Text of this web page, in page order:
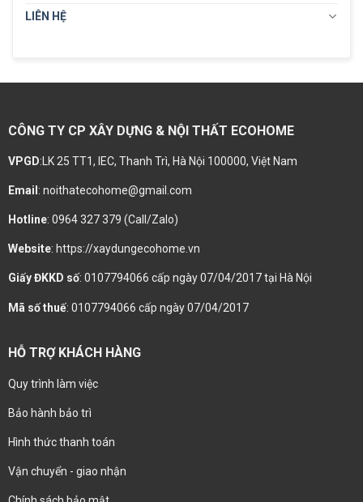
LIÊN HỆ
CÔNG TY CP XÂY DỰNG & NỘI THẤT ECOHOME
VPGD:LK 25 TT1, IEC, Thanh Trì, Hà Nội 100000, Việt Nam
Email : noithatecohome@gmail.com
Hotline: 0964 327 379 (Call/Zalo)
Website: https://xaydungecohome.vn
Giấy ĐKKD số: 0107794066 cấp ngày 07/04/2017 tại Hà Nội
Mã số thuế: 0107794066 cấp ngày 07/04/2017
HỖ TRỢ KHÁCH HÀNG
Quy trình làm việc
Bảo hành bảo trì
Hình thức thanh toán
Vận chuyển - giao nhận